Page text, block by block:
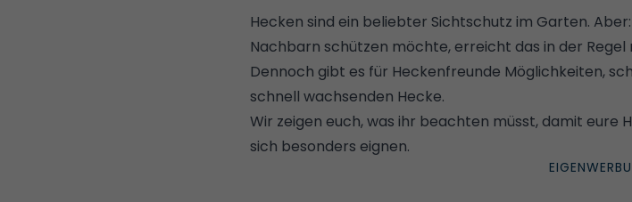
Hecken sind ein beliebter Sichtschutz im Garten.
Nachbarn schützen möchte, erreicht das in der
Dennoch gibt es für Heckenfreunde Möglichkeiten,
schnell wachsenden Hecke.
Wir zeigen euch, was ihr beachten müsst, damit eure
sich besonders eignen.